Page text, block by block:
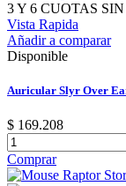
3 Y 6 CUOTAS
Vista Rapida
Añadir a comparar
Disponible
Auricular Slyr Over
$ 169.208
Comprar